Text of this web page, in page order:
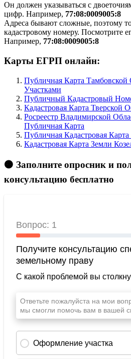
Он должен указываться с
цифр. Например, 77:08:0009005:8
Адреса бывают сложные, поэтому
кадастровому номеру. Посмотрите
Например, 77:08:0009005:8
Карты ЕГРП онлайн:
Публичная Карта
Участками
Публичный Кадастровый
Кадастровая Карта Тверской
Росреестр Владимирской
Публичная Карта
Публичная Кадастровая
Кадастровая Карта Земли
🟠 Заполните опросник и
консультацию бесплатно